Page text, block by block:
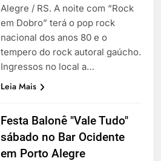
Alegre / RS. A noite com “Rock
em Dobro” terá o pop rock
nacional dos anos 80 e o
tempero do rock autoral gaúcho.
Ingressos no local a…
Leia Mais
Festa Balonê "Vale Tudo"
sábado no Bar Ocidente
em Porto Alegre